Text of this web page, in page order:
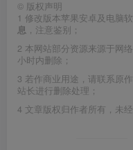
© 版权声明
1 修改版本苹果安卓及电脑
息 ，注意鉴别；
2 本网站部分资源来源于网
小时内删除；
3 若作商业用途，请联系原
站长进行删除处理；
4 文章版权归作者所有，未经